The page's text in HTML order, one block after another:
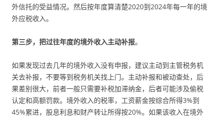
外信托的受益情况。然后按年度算清楚2020到2024年每一年的境
外应税收入。
第三步，把过往年度的境外收入主动补报。
如果发现过去几年的境外收入没有申报，建议主动到主管税务机
关去补报，不要等到税务机关找上门。主动补报和被动查处，后
果差别很大，前者一般只需要补税加滞纳金，后者可能涉及偷税
认定和高额罚款。境外收入的税率，工资薪金按综合所得3%到
45%累进，股息利息和财产转让所得按20%。如果该收入在境外